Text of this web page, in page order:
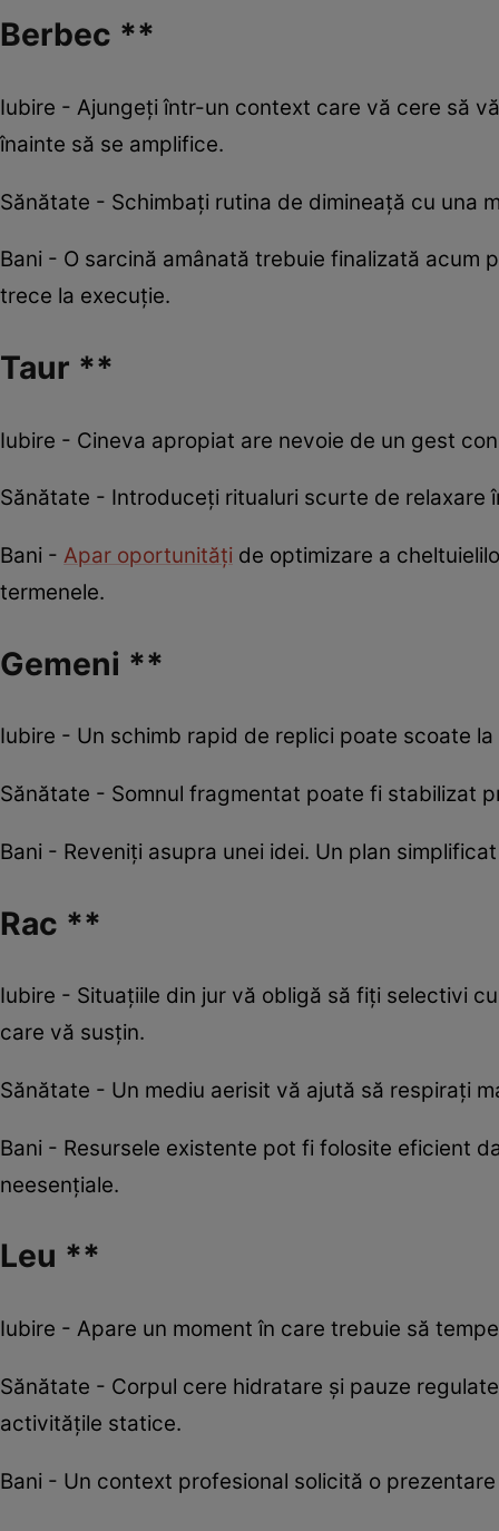
Berbec **
Iubire - Ajungeți într-un context care vă cere să
înainte să se amplifice.
Sănătate - Schimbați rutina de dimineață cu una
Bani - O sarcină amânată trebuie finalizată acum
trece la execuție.
Taur **
Iubire - Cineva apropiat are nevoie de un gest
Sănătate - Introduceți ritualuri scurte de
Bani - Apar oportunități de optimizare a
termenele.
Gemeni **
Iubire - Un schimb rapid de replici poate scoate
Sănătate - Somnul fragmentat poate fi stabilizat
Bani - Reveniți asupra unei idei. Un plan
Rac **
Iubire - Situațiile din jur vă obligă să fiți selectivi
care vă susțin.
Sănătate - Un mediu aerisit vă ajută să respirați
Bani - Resursele existente pot fi folosite eficient
neesențiale.
Leu **
Iubire - Apare un moment în care trebuie să
Sănătate - Corpul cere hidratare și pauze
activitățile statice.
Bani - Un context profesional solicită o